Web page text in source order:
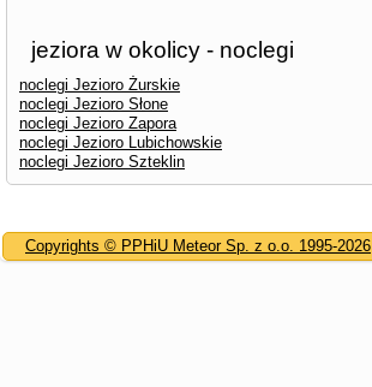
jeziora w okolicy - noclegi
noclegi Jezioro Żurskie
noclegi Jezioro Słone
noclegi Jezioro Zapora
noclegi Jezioro Lubichowskie
noclegi Jezioro Szteklin
Copyrights © PPHiU Meteor Sp. z o.o. 1995-2026